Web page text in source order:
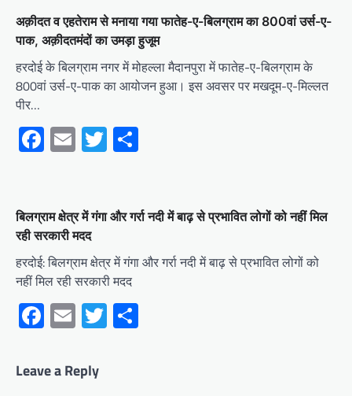
अक़ीदत व एहतेराम से मनाया गया फातेह-ए-बिलग्राम का 800वां उर्स-ए-
पाक, अक़ीदतमंदों का उमड़ा हुजूम
हरदोई के बिलग्राम नगर में मोहल्ला मैदानपुरा में फातेह-ए-बिलग्राम के
800वां उर्स-ए-पाक का आयोजन हुआ। इस अवसर पर मखदूम-ए-मिल्लत
पीर…
Facebook
EmailTwitter
बिलग्राम क्षेत्र में गंगा और गर्रा नदी में बाढ़ से प्रभावित लोगों को नहीं मिल
रही सरकारी मदद
हरदोई: बिलग्राम क्षेत्र में गंगा और गर्रा नदी में बाढ़ से प्रभावित लोगों को
नहीं मिल रही सरकारी मदद
Facebook
EmailTwitter
Leave a Reply